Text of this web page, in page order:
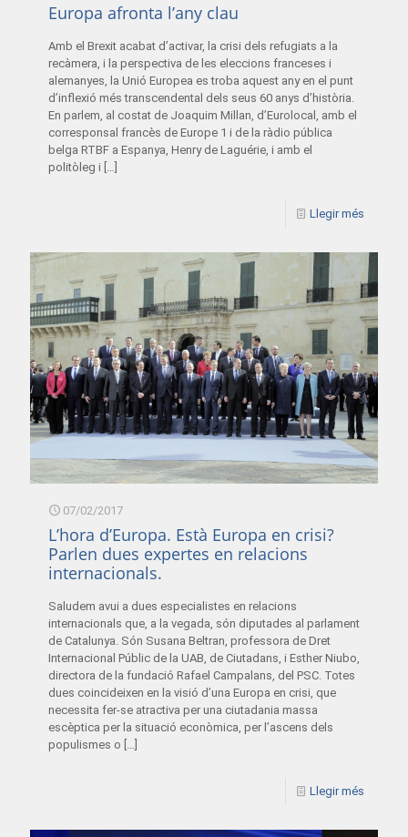
Europa afronta l’any clau
Amb el Brexit acabat d’activar, la crisi dels refugiats a la
recàmera, i la perspectiva de les eleccions franceses i
alemanyes, la Unió Europea es troba aquest any en el punt
d’inflexió més transcendental dels seus 60 anys d’història.
En parlem, al costat de Joaquim Millan, d’Eurolocal, amb el
corresponsal francès de Europe 1 i de la ràdio pública
belga RTBF a Espanya, Henry de Laguérie, i amb el
politòleg i […]
Llegir més
07/02/2017
L’hora d’Europa. Està Europa en crisi?
Parlen dues expertes en relacions
internacionals.
Saludem avui a dues especialistes en relacions
internacionals que, a la vegada, són diputades al parlament
de Catalunya. Són Susana Beltran, professora de Dret
Internacional Públic de la UAB, de Ciutadans, i Esther Niubo,
directora de la fundació Rafael Campalans, del PSC. Totes
dues coincideixen en la visió d’una Europa en crisi, que
necessita fer-se atractiva per una ciutadania massa
escèptica per la situació econòmica, per l’ascens dels
populismes o
Llegir més